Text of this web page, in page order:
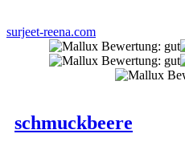
surjeet-reena.com
schmuckbeere